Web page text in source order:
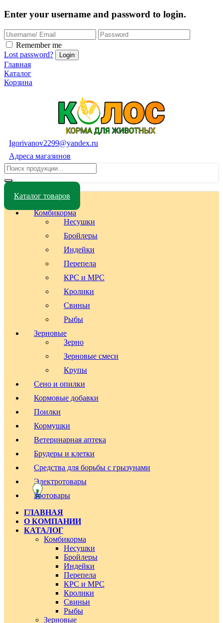
Enter your username and password to login.
Remember me
Lost password?
Главная
Каталог
Корзина
Igorivanov2299@yandex.ru
Адреса магазинов
Каталог товаров
Комбикорма
Несушки
Бройлеры
Индейки
Перепела
КРС и МРС
Кролики
Свиньи
Рыбы
Зерновые
Зерно
Зерновые смеси
Крупы
Сено и опилки
Кормовые добавки
Поилки
Кормушки
Ветеринарная аптека
Брудеры и клетки
Средства для борьбы с грызунами
Электротовары
Зоотовары
ГЛАВНАЯ
О КОМПАНИИ
КАТАЛОГ
Комбикорма
Несушки
Бройлеры
Индейки
Перепела
КРС и МРС
Кролики
Свиньи
Рыбы
Зерновые